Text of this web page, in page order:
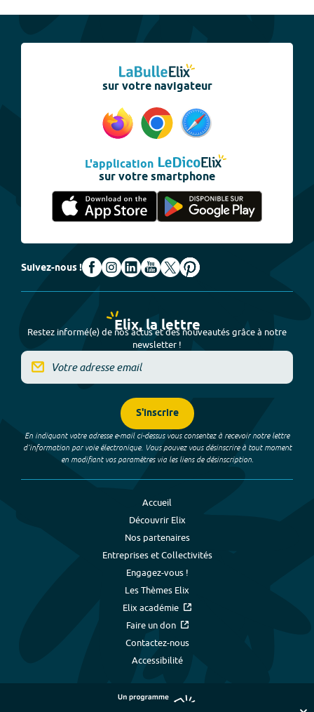
sur votre navigateur
L'application
sur votre smartphone
Suivez-nous !
Elix, la lettre
Restez informé(e) de nos actus et des nouveautés grâce à notre
newsletter !
S'inscrire
En indiquant votre adresse e-mail ci-dessus vous consentez à recevoir notre lettre
d’information par voie électronique. Vous pouvez vous désinscrire à tout moment
en modifiant vos paramètres via les liens de désinscription.
Accueil
Découvrir Elix
Nos partenaires
Entreprises et Collectivités
Engagez-vous !
Les Thèmes Elix
Elix académie
Faire un don
Contactez-nous
Accessibilité